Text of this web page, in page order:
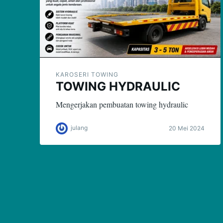
KAROSERI TOWING
TOWING HYDRAULIC
Mengerjakan pembuatan towing hydraulic
julang 20 Mei 2024